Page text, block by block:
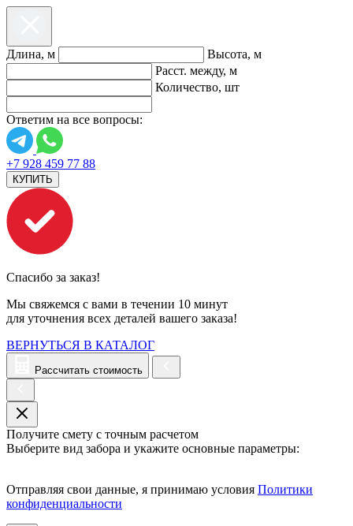
Длина, м
Высота, м
Расст. между, м
Количество, шт
Ответим на все вопросы:
+7 928 459 77 88
КУПИТЬ
Спасибо за заказ!
Мы свяжемся с вами в течении 10 минут
для уточнения всех деталей вашего заказа!
ВЕРНУТЬСЯ В КАТАЛОГ
Рассчитать стоимость
Получите смету с точным расчетом
Выберите вид забора и укажите основные параметры:
Отправляя свои данные, я принимаю условия Политики
конфиденциальности